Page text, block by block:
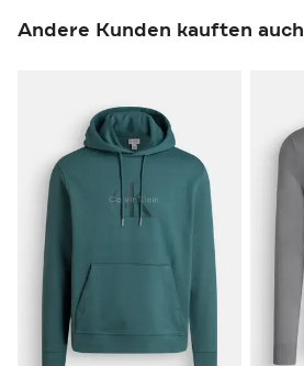
Andere Kunden kauften auch